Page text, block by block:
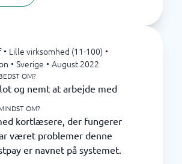
• Lille virksomhed (11-100) •
• Sverige • August 2022
OM?
og nemt at arbejde med
OM?
kortlæsere, der fungerer
været problemer denne
er navnet på systemet.